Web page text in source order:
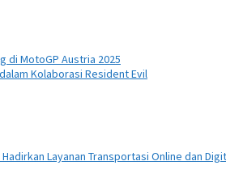
di MotoGP Austria 2025
Kolaborasi Resident Evil
Layanan Transportasi Online dan